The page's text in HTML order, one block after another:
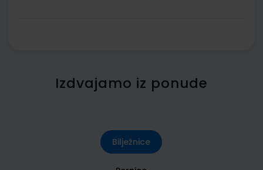
Izdvajamo iz ponude
Bilježnice